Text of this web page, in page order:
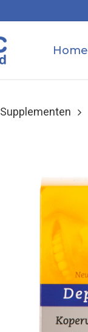
Home
Supplementen